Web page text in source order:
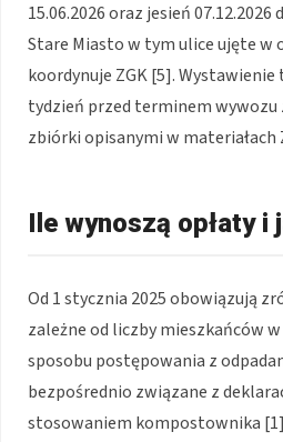
15.06.2026 oraz jesień
Stare Miasto w tym ulice ujęte w
koordynuje ZGK [5].
tydzień przed terminem wywozu
zbiórki opisanymi w materiałach
Ile wynoszą opłaty i
Od 1 stycznia 2025 obowiązują
zależne od liczby mieszkańców
sposobu postępowania z
bezpośrednio związane z
stosowaniem kompostownika